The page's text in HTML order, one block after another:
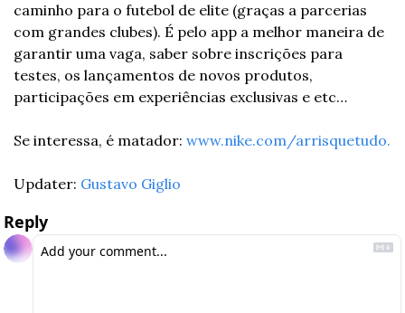
caminho para o futebol de elite (graças a parcerias
com grandes clubes). É pelo app a melhor maneira de
garantir uma vaga, saber sobre inscrições para
testes, os lançamentos de novos produtos,
participações em experiências exclusivas e etc…
Se interessa, é matador: www.nike.com/arrisquetudo.
Updater: Gustavo Giglio
Reply